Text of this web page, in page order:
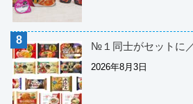
№１同士がセットに
2026年8月3日